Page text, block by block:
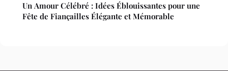
Un Amour Célébré : Idées Éblouissantes pour une
Fête de Fiançailles Élégante et Mémorable